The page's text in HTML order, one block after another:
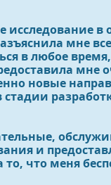
исследование в
мне
в любое
мне
новые
и
что меня